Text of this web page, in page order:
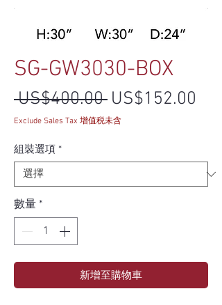
SG-GW3030-BOX
US$400.00 一般價格
US$152.00
Exclude Sales Tax 增值税未含
組裝選項 *
數量 *
新增至購物車